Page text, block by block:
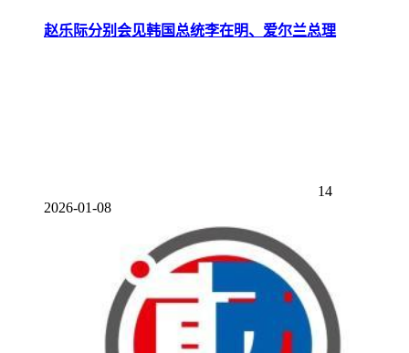
赵乐际分别会见韩国总统李在明、爱尔兰总理
14
2026-01-08